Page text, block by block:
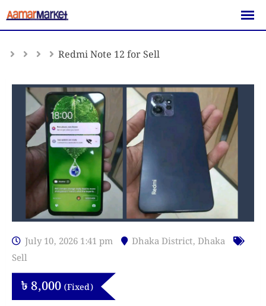
Skip
to
Redmi Note 12 for Sell
July 10, 2026 1:41 pm Dhaka District, Dhaka
Sell
৳8,000 (Fixed)